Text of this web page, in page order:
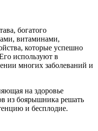
богатого
витаминами,
которые успешно
используют в
многих заболеваний и
на здоровье
из боярышника решать
и бесплодие.